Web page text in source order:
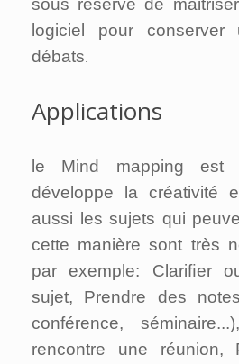
logiciel pour conserver
débats
Applications
le Mind mapping est
développe la créativité
aussi les sujets qui
cette manière sont très
par exemple: Clariﬁer
sujet, Prendre des
conférence,
rencontre une réunion,